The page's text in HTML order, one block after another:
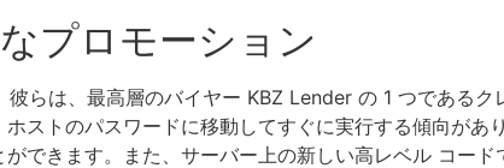
プロモーション
らは、最高層のバイヤー KBZ Lender の 1 つであるク
ストのパスワードに移動してすぐに実行する傾向があ
できます。また、サーバー上の新しい高レベル コー